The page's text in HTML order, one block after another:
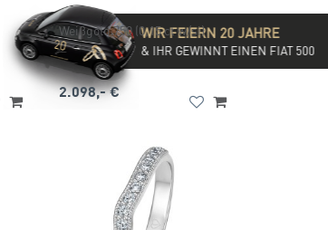
Weißgold 750 (0,15 ct w/si)
2.098,- €
WIR FEIERN 20 JAHRE
& IHR GEWINNT EINEN FIAT 500